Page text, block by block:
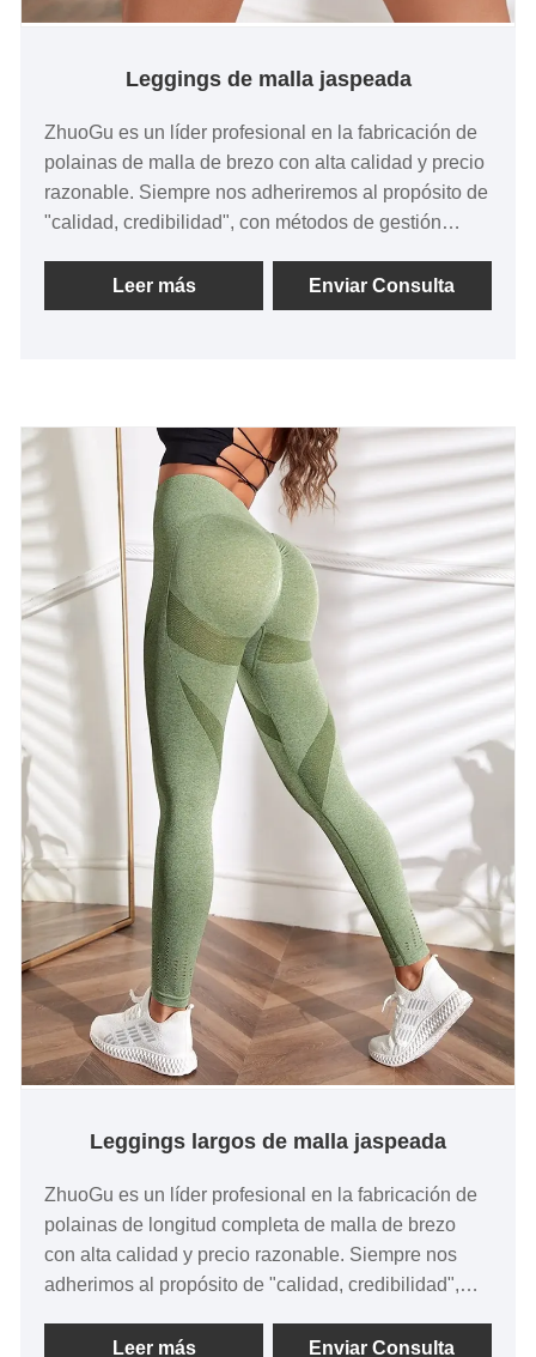
Leggings de malla jaspeada
ZhuoGu es un líder profesional en la fabricación de
polainas de malla de brezo con alta calidad y precio
razonable. Siempre nos adheriremos al propósito de
"calidad, credibilidad", con métodos de gestión
profundizando la reforma, el mecanismo de
innovación, adaptándonos a la Mercado, desarrollo
Ltd se ha especializado en prendas sin costuras
durante muchos años.
Leer más Enviar Consulta
Leggings largos de malla jaspeada
ZhuoGu es un líder profesional en la fabricación de
polainas de longitud completa de malla de brezo
con alta calidad y precio razonable. Siempre nos
adherimos al propósito de "calidad, credibilidad",
técnica, continuaremos profundizando la reforma, el
Leer más Enviar Consulta